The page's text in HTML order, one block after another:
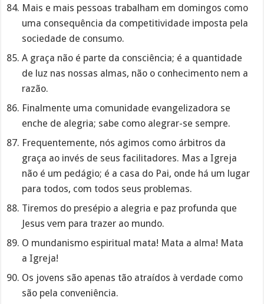
Mais e mais pessoas trabalham em domingos como
uma consequência da competitividade imposta pela
sociedade de consumo.
A graça não é parte da consciência; é a quantidade
de luz nas nossas almas, não o conhecimento nem a
razão.
Finalmente uma comunidade evangelizadora se
enche de alegria; sabe como alegrar-se sempre.
Frequentemente, nós agimos como árbitros da
graça ao invés de seus facilitadores. Mas a Igreja
não é um pedágio; é a casa do Pai, onde há um lugar
para todos, com todos seus problemas.
Tiremos do presépio a alegria e paz profunda que
Jesus vem para trazer ao mundo.
O mundanismo espiritual mata! Mata a alma! Mata
a Igreja!
Os jovens são apenas tão atraídos à verdade como
são pela conveniência.